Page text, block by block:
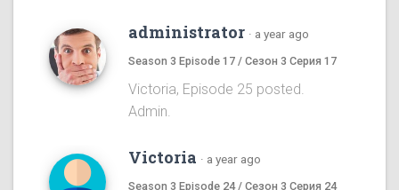
administrator · a year ago
Season 3 Episode 17 / Сезон 3 Серия 17
Victoria, Episode 25 posted.
Admin.
Victoria · a year ago
Season 3 Episode 24 / Сезон 3 Серия 24